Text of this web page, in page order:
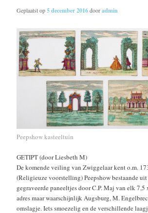
Geplaatst op5 december 2016dooradmin
Peepshow kasteeltuin
GETIPT (door Liesbeth M)
De komende veiling van Zwiggelaar kent o.m.
(Religieuze voorstelling) Peepshow bestaande
gegraveerde paneeltjes door C.P. Maj van elk 7,5
adres maar waarschijnlijk Augsburg, M.
omslagje. Iets smoezelig en de verschillende